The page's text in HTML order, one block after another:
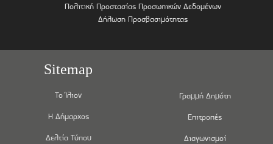
Πολιτική Προστασίας Προσωπικών Δεδομένων
Δήλωση Προσβασιμότητας
Sitemap
Το Ίλιον
Η Δήμαρχος
Δελτία Τύπου
Γραμμή Δημότη
Επιτροπές
Διαγωνισμοί